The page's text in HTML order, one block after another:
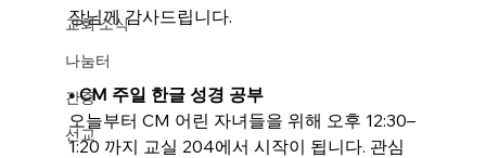
교회 소식
나눔터
간증
선교
장님께 감사드립니다.
• CM 주일 한글 성경 공부
오늘부터 CM 어린 자녀들을 위해 오후 12:30–
1:20 까지 교실 204에서 시작이 됩니다. 관심